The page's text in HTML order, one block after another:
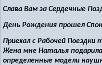
Слава Вам за Сердечные
День Рождения прошел
Приехал с Рабочей Поездки
Жена мне Наталья
определенные модели